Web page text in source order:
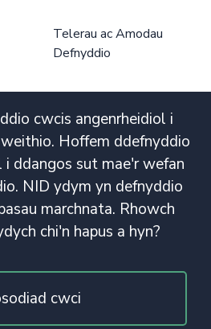
cwcis angenrheidiol i
Hoffem ddefnyddio
ddangos sut mae'r wefan
NID ydym yn defnyddio
marchnata. Rhowch
chi'n hapus a hyn?
cwci
Telerau ac Amodau
Defnyddio